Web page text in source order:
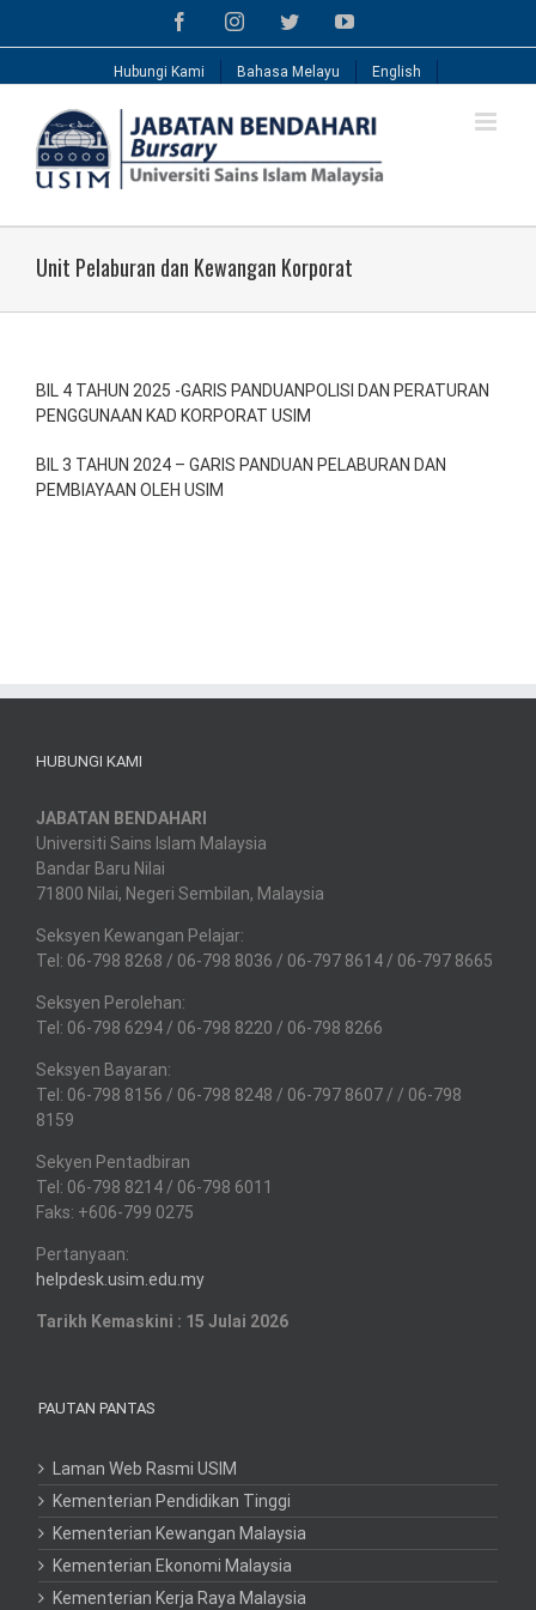
FacebookInstagramTwitterYouTube
Hubungi Kami Bahasa Melayu English
Unit Pelaburan dan Kewangan Korporat
BIL 4 TAHUN 2025 -GARIS PANDUANPOLISI DAN PERATURAN
PENGGUNAAN KAD KORPORAT USIM
BIL 3 TAHUN 2024 – GARIS PANDUAN PELABURAN DAN
PEMBIAYAAN OLEH USIM
HUBUNGI KAMI
JABATAN BENDAHARI
Universiti Sains Islam Malaysia
Bandar Baru Nilai
71800 Nilai, Negeri Sembilan, Malaysia
Seksyen Kewangan Pelajar:
Tel: 06-798 8268 / 06-798 8036 / 06-797 8614 / 06-797 8665
Seksyen Perolehan:
Tel: 06-798 6294 / 06-798 8220 / 06-798 8266
Seksyen Bayaran:
Tel: 06-798 8156 / 06-798 8248 / 06-797 8607 / / 06-798
8159
Sekyen Pentadbiran
Tel: 06-798 8214 / 06-798 6011
Faks: +606-799 0275
Pertanyaan:
helpdesk.usim.edu.my
Tarikh Kemaskini : 15 Julai 2026
PAUTAN PANTAS
Laman Web Rasmi USIM
Kementerian Pendidikan Tinggi
Kementerian Kewangan Malaysia
Kementerian Ekonomi Malaysia
Kementerian Kerja Raya Malaysia